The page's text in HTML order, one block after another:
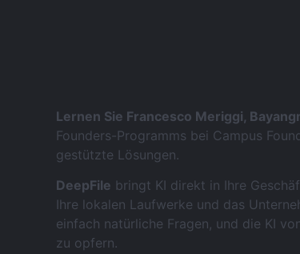
Lernen Sie Francesco Meriggi,
Founders-Programms bei Campus
gestützte Lösungen.
DeepFile bringt KI direkt in Ihre
Ihre lokalen Laufwerke und das
einfach natürliche Fragen, und die KI
zu opfern.